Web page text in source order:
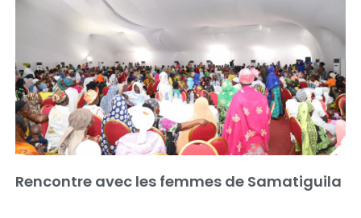
Rencontre avec les femmes de Samatiguila